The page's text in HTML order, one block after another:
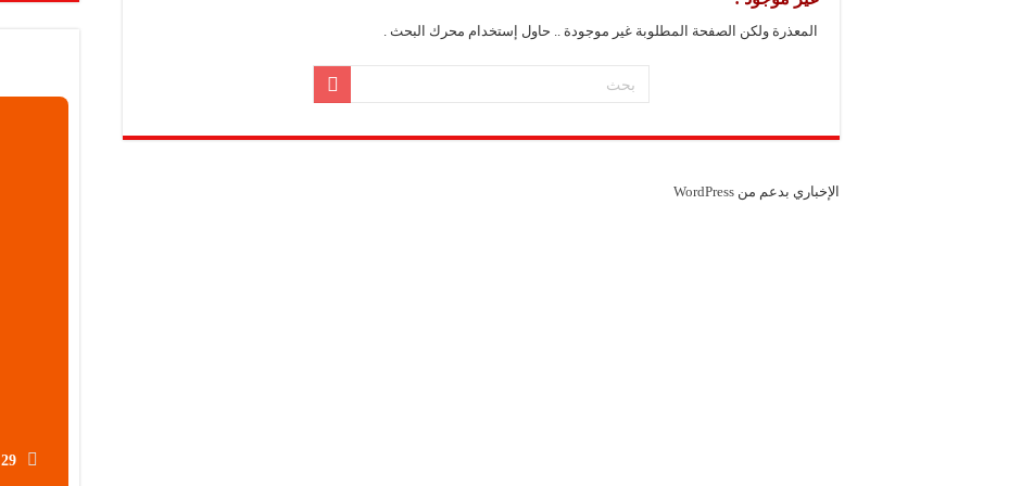
شركة “كاربوباتش”: المعرض منصة لتعزيز الشراكات ودعم الصناعات البلاستيكية السورية
شركة “جالكسي أوتوميشن”: المعارض المتخصصة تساهم في دعم الصناعة السورية وتعزيز حضور المنتجات المحلية
المعذرة ولكن الصفحة المطلوبة غير موجودة .. حاول إستخدام محرك البحث .
29 %
الإخباري بدعم من WordPress